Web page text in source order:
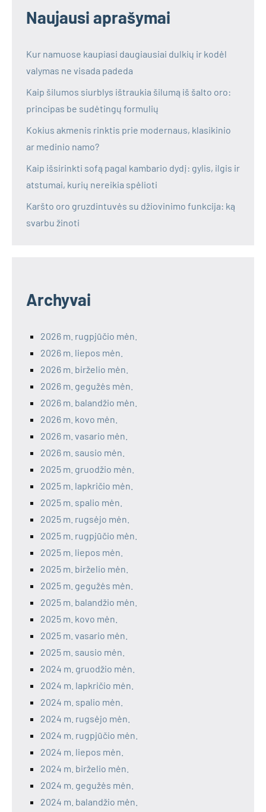
Naujausi aprašymai
Kur namuose kaupiasi daugiausiai dulkių ir kodėl
valymas ne visada padeda
Kaip šilumos siurblys ištraukia šilumą iš šalto oro:
principas be sudėtingų formulių
Kokius akmenis rinktis prie modernaus, klasikinio
ar medinio namo?
Kaip išsirinkti sofą pagal kambario dydį: gylis, ilgis ir
atstumai, kurių nereikia spėlioti
Karšto oro gruzdintuvės su džiovinimo funkcija: ką
svarbu žinoti
Archyvai
2026 m. rugpjūčio mėn.
2026 m. liepos mėn.
2026 m. birželio mėn.
2026 m. gegužės mėn.
2026 m. balandžio mėn.
2026 m. kovo mėn.
2026 m. vasario mėn.
2026 m. sausio mėn.
2025 m. gruodžio mėn.
2025 m. lapkričio mėn.
2025 m. spalio mėn.
2025 m. rugsėjo mėn.
2025 m. rugpjūčio mėn.
2025 m. liepos mėn.
2025 m. birželio mėn.
2025 m. gegužės mėn.
2025 m. balandžio mėn.
2025 m. kovo mėn.
2025 m. vasario mėn.
2025 m. sausio mėn.
2024 m. gruodžio mėn.
2024 m. lapkričio mėn.
2024 m. spalio mėn.
2024 m. rugsėjo mėn.
2024 m. rugpjūčio mėn.
2024 m. liepos mėn.
2024 m. birželio mėn.
2024 m. gegužės mėn.
2024 m. balandžio mėn.